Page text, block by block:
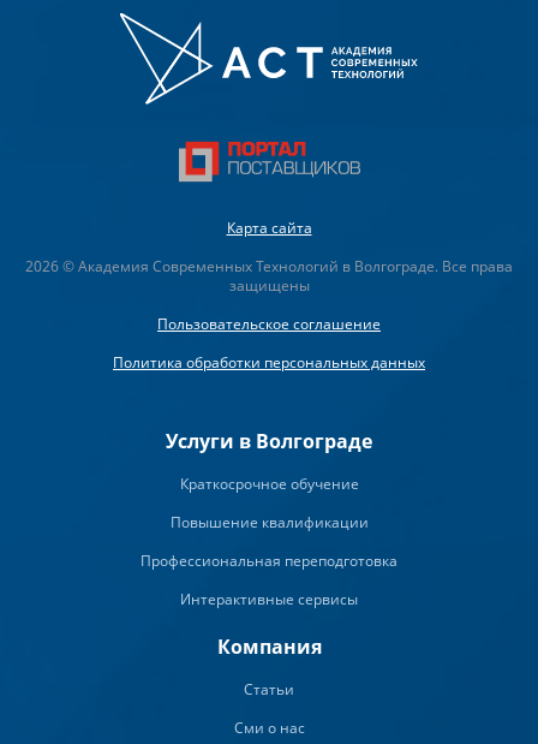
Карта сайта
2026 © Академия Современных Технологий в Волгограде. Все права
защищены
Пользовательское соглашение
Политика обработки персональных данных
Услуги в Волгограде
Краткосрочное обучение
Повышение квалификации
Профессиональная переподготовка
Интерактивные сервисы
Компания
Статьи
Сми о нас